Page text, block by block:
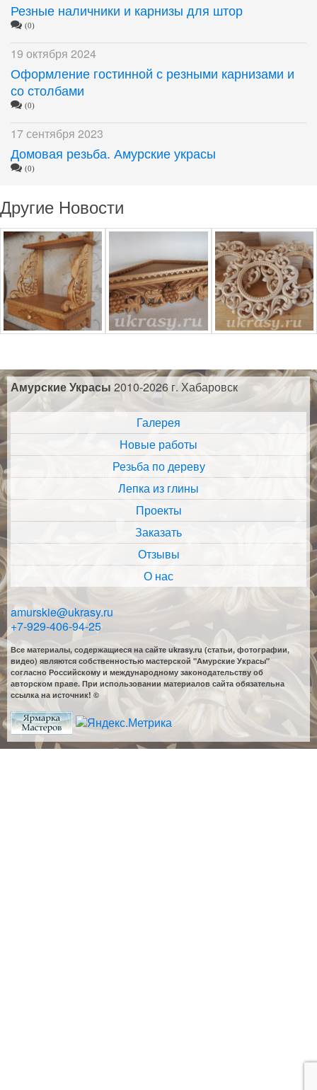
Резные наличники и карнизы для штор
(0)
19 октября 2024
Оформление гостинной с резными карнизами и
со столбами
(0)
17 сентября 2023
Домовая резьба. Амурские украсы
(0)
Другие Новости
Амурские Украсы 2010-2026 г. Хабаровск
Галерея
Новые работы
Резьба по дереву
Лепка из глины
Проекты
Заказать
Отзывы
О нас
amurskie@ukrasy.ru
+7-929-406-94-25
Все материалы, содержащиеся на сайте ukrasy.ru (статьи, фотографии,
видео) являются собственностью мастерской "Амурские Украсы"
согласно Российскому и международному законодательству об
авторском праве. При использовании материалов сайта обязательна
ссылка на источник! ©